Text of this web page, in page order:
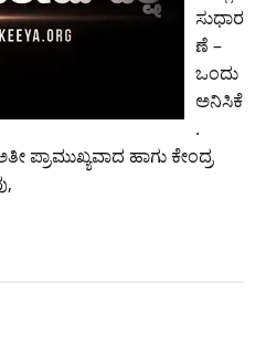
ಸುಧಾರ
ಣೆ –
ಒಂದು
ಅನಿಸಿಕೆ
.
ಪ್ರಾಮುಖ್ಯವಾದ ಹಾಗು ಕೇಂದ್ರ